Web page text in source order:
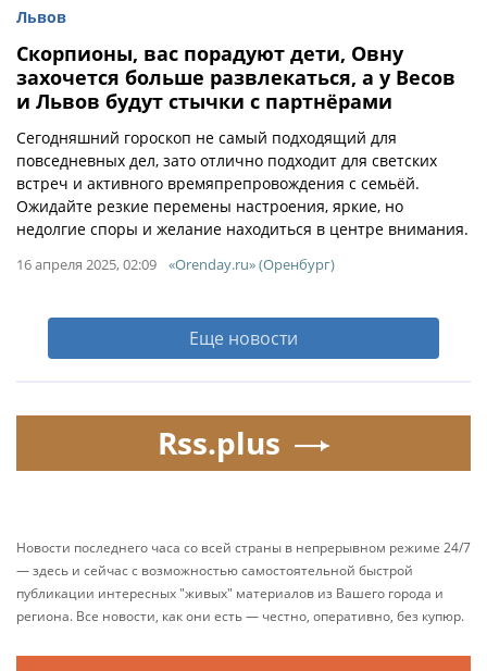
Львов
Скорпионы, вас порадуют дети, Овну
захочется больше развлекаться, а у Весов
и Львов будут стычки с партнёрами
Сегодняшний гороскоп не самый подходящий для
повседневных дел, зато отлично подходит для светских
встреч и активного времяпрепровождения с семьёй.
Ожидайте резкие перемены настроения, яркие, но
недолгие споры и желание находиться в центре внимания.
16 апреля 2025, 02:09 «Orenday.ru» (Оренбург)
Еще новости
Rss.plus
Новости последнего часа со всей страны в непрерывном режиме 24/7
— здесь и сейчас с возможностью самостоятельной быстрой
публикации интересных "живых" материалов из Вашего города и
региона. Все новости, как они есть — честно, оперативно, без купюр.